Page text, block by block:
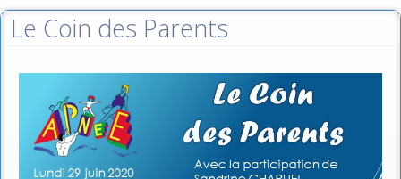
Le Coin des Parents